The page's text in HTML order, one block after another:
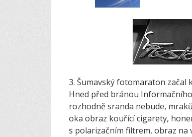
3. Šumavský fotomaraton začal
Hned před bránou
rozhodně sranda nebude,
oka obraz kouřící cigarety,
s polarizačním filtrem, obraz na